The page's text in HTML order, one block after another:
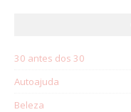
30 antes dos 30
Autoajuda
Beleza